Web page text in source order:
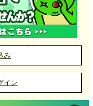
した店舗が多く、
リラックスした時
み
イン